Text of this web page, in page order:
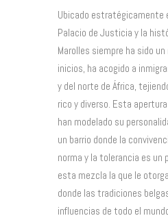
Ubicado estratégicamente
Palacio de Justicia y la
Marolles siempre ha sido
inicios, ha acogido a
y del norte de África,
rico y diverso. Esta
han modelado su
un barrio donde la
norma y la tolerancia es un
esta mezcla la que le
donde las tradiciones
influencias de todo el